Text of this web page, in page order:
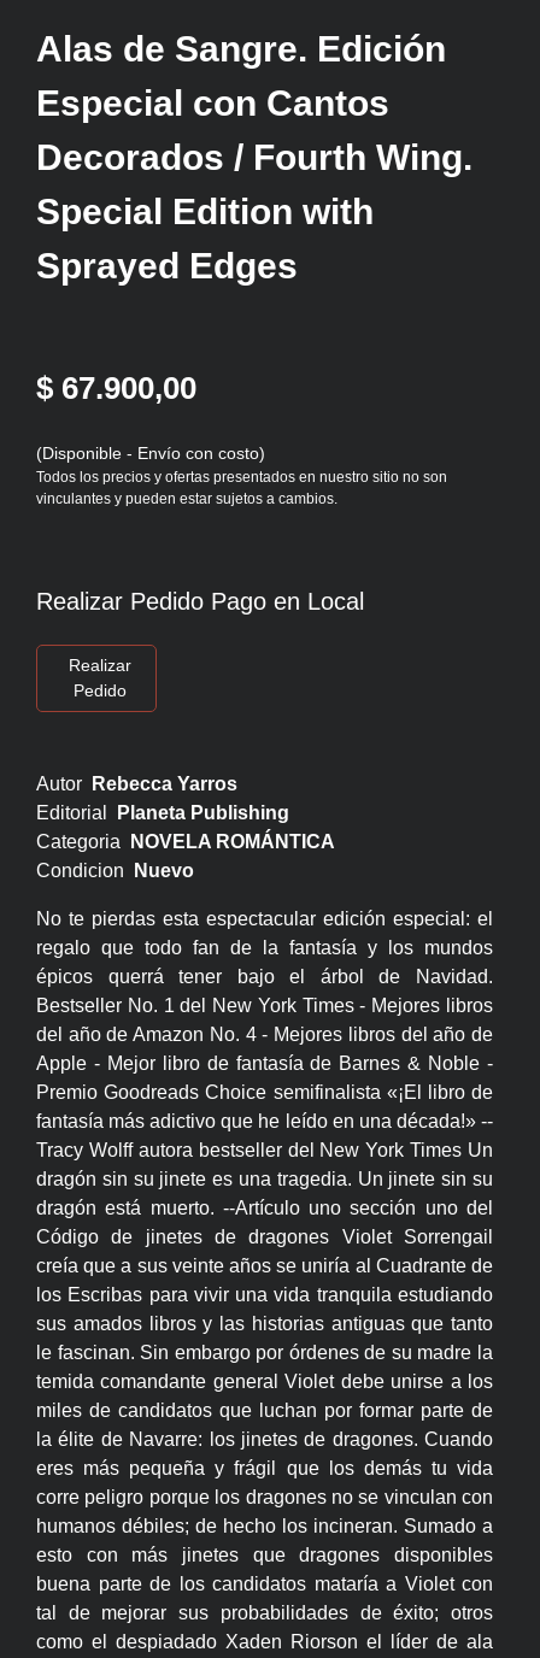
Alas de Sangre. Edición
Especial con Cantos
Decorados / Fourth Wing.
Special Edition with
Sprayed Edges
$ 67.900,00
(Disponible - Envío con costo)
Todos los precios y ofertas presentados en nuestro sitio no son
vinculantes y pueden estar sujetos a cambios.
Realizar Pedido Pago en Local
Realizar
Pedido
Autor
Rebecca Yarros
Editorial
Planeta Publishing
Categoria
NOVELA ROMÁNTICA
Condicion
Nuevo
No te pierdas esta espectacular edición especial: el
regalo que todo fan de la fantasía y los mundos
épicos querrá tener bajo el árbol de Navidad.
Bestseller No. 1 del New York Times - Mejores libros
del año de Amazon No. 4 - Mejores libros del año de
Apple - Mejor libro de fantasía de Barnes & Noble -
Premio Goodreads Choice semifinalista «¡El libro de
fantasía más adictivo que he leído en una década!» --
Tracy Wolff autora bestseller del New York Times Un
dragón sin su jinete es una tragedia. Un jinete sin su
dragón está muerto. --Artículo uno sección uno del
Código de jinetes de dragones Violet Sorrengail
creía que a sus veinte años se uniría al Cuadrante de
los Escribas para vivir una vida tranquila estudiando
sus amados libros y las historias antiguas que tanto
le fascinan. Sin embargo por órdenes de su madre la
temida comandante general Violet debe unirse a los
miles de candidatos que luchan por formar parte de
la élite de Navarre: los jinetes de dragones. Cuando
eres más pequeña y frágil que los demás tu vida
corre peligro porque los dragones no se vinculan con
humanos débiles; de hecho los incineran. Sumado a
esto con más jinetes que dragones disponibles
buena parte de los candidatos mataría a Violet con
tal de mejorar sus probabilidades de éxito; otros
como el despiadado Xaden Riorson el líder de ala